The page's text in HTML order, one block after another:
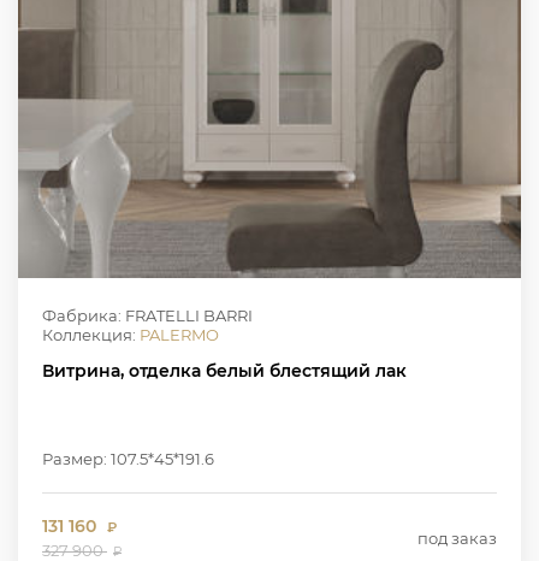
Фабрика: FRATELLI BARRI
Коллекция: PALERMO
Витрина, отделка белый блестящий лак
Размер: 107.5*45*191.6
131 160 ₽
327 900 ₽
под заказ